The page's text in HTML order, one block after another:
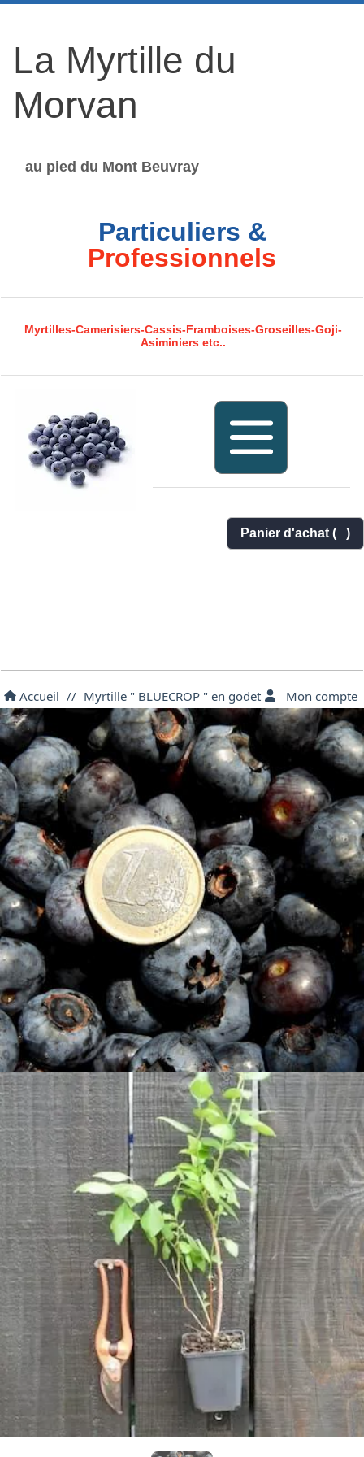
La Myrtille du
Morvan
au pied du Mont Beuvray
Particuliers &
Professionnels
Myrtilles-Camerisiers-Cassis-Framboises-Groseilles-Goji-
Asiminiers etc..
Panier d'achat ( )
Accueil // Myrtille " BLUECROP " en godet Mon compte